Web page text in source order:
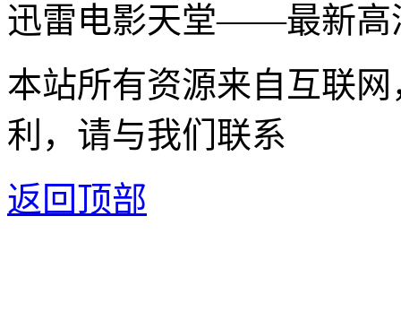
迅雷电影天堂——最新高
本站所有资源来自互联
利，请与我们联系
返回顶部